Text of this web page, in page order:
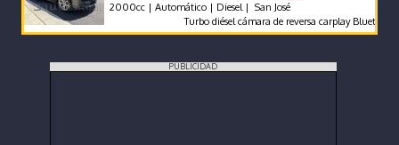
2000cc | Automático | Diesel | San José
Turbo diésel cámara de reversa carplay Bluetooth
PUBLICIDAD